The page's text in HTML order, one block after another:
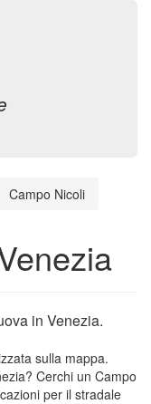
Campo Nicoli
in Venezia.
sulla mappa.
Cerchi un Campo
per il stradale